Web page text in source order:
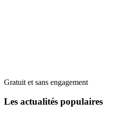
Gratuit et sans engagement
Les actualités populaires